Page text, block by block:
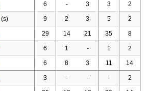
6 - 3 3 2
(s) 9 2 3 5 2
29 14 21 35 8
6 1 - 1 2
6 8 3 11 14
3 - - - 2